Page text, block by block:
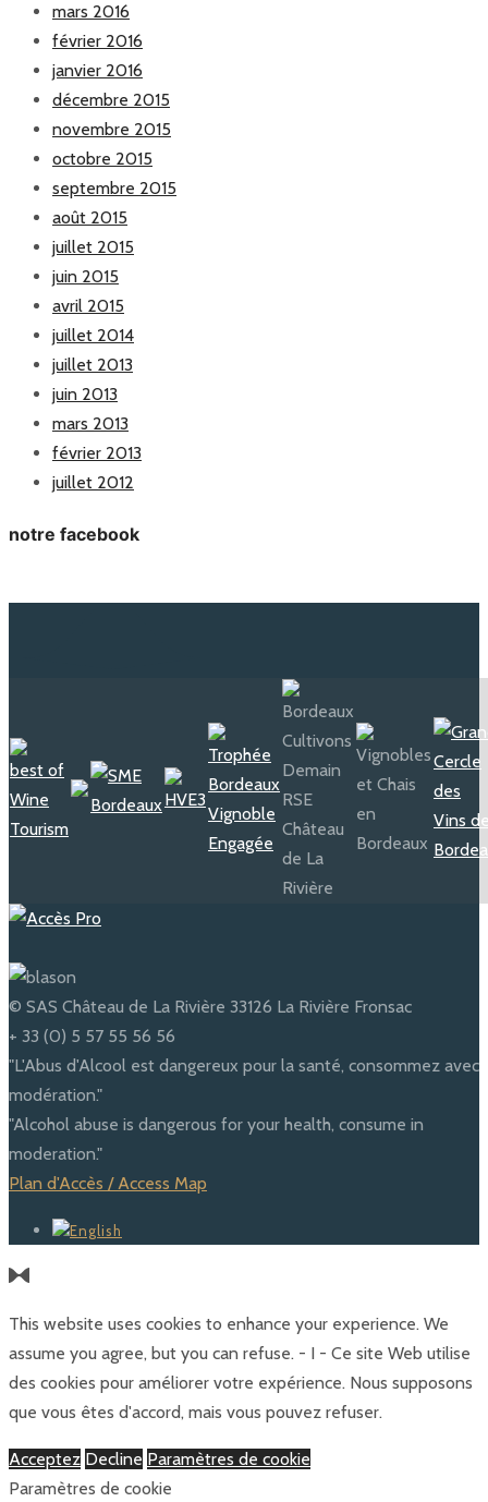
mars 2016
février 2016
janvier 2016
décembre 2015
novembre 2015
octobre 2015
septembre 2015
août 2015
juillet 2015
juin 2015
avril 2015
juillet 2014
juillet 2013
juin 2013
mars 2013
février 2013
juillet 2012
notre facebook
© SAS Château de La Rivière 33126 La Rivière Fronsac
+ 33 (0) 5 57 55 56 56
"L'Abus d'Alcool est dangereux pour la santé, consommez avec
modération."
"Alcohol abuse is dangerous for your health, consume in
moderation."
Plan d'Accès / Access Map
This website uses cookies to enhance your experience. We
assume you agree, but you can refuse. - I - Ce site Web utilise
des cookies pour améliorer votre expérience. Nous supposons
que vous êtes d'accord, mais vous pouvez refuser.
Acceptez Decline Paramètres de cookie
Paramètres de cookie